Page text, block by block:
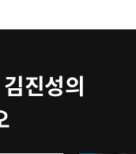
진성의